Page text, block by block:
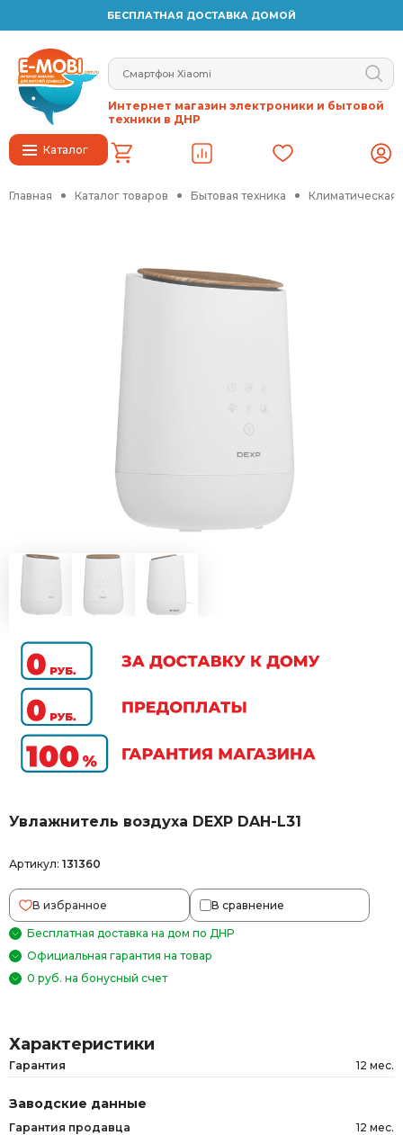
БЕСПЛАТНАЯ ДОСТАВКА ДОМОЙ
Каталог
Интернет магазин электроники и бытовой
техники в ДНР
Главная Каталог товаров Бытовая техника Климатическая
Увлажнитель воздуха DEXP DAH-L31
Артикул: 131360
В избранное В сравнение
Бесплатная доставка на дом по ДНР
Официальная гарантия на товар
0 руб. на бонусный счет
Характеристики
Гарантия 12 мес.
Заводские данные
Гарантия продавца
12 мес.